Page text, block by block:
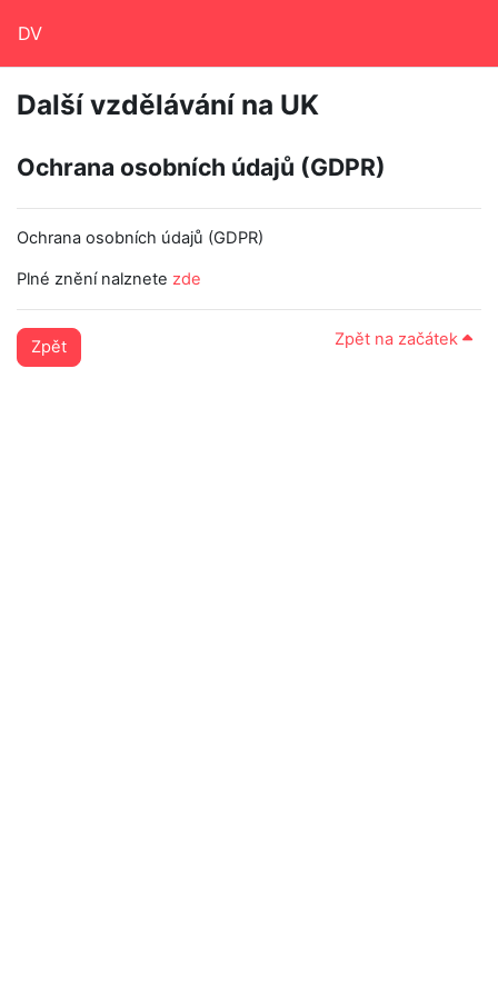
DV
Další vzdělávání na UK
Ochrana osobních údajů (GDPR)
Ochrana osobních údajů (GDPR)
Plné znění nalznete zde
Zpět Zpět na začátek